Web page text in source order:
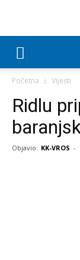
Početna Vijesti
Ridlu
Objavio: KK-VROS -